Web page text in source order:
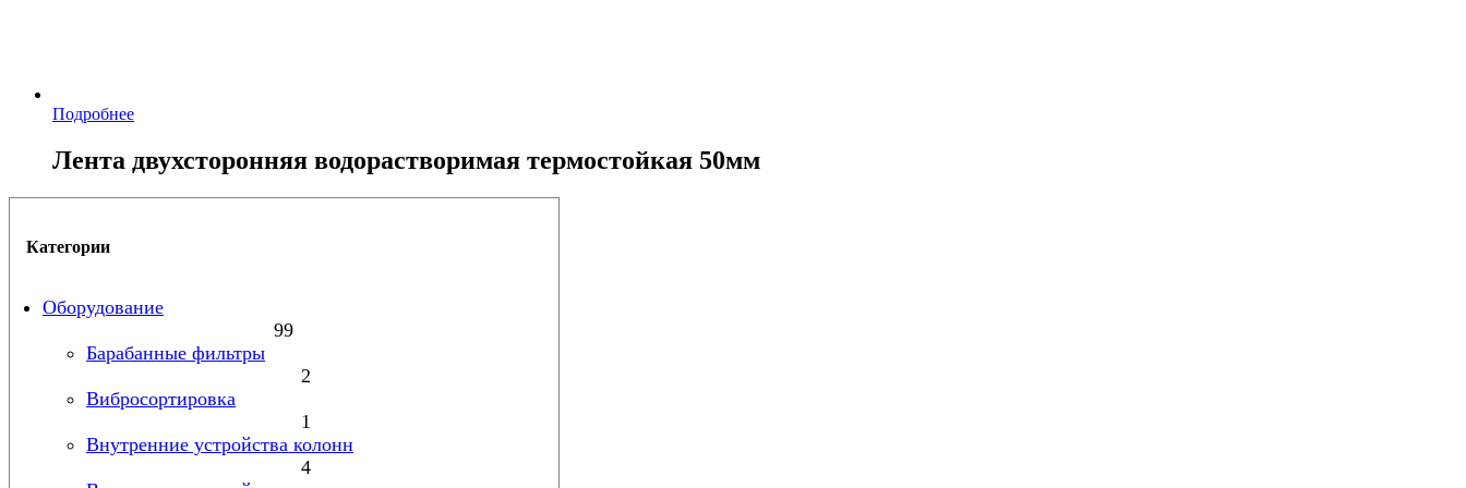
Подробнее
Лента двухсторонняя водорастворимая термостойкая 50мм
Категории
Оборудование
99
Барабанные фильтры
2
Вибросортировка
1
Внутренние устройства колонн
4